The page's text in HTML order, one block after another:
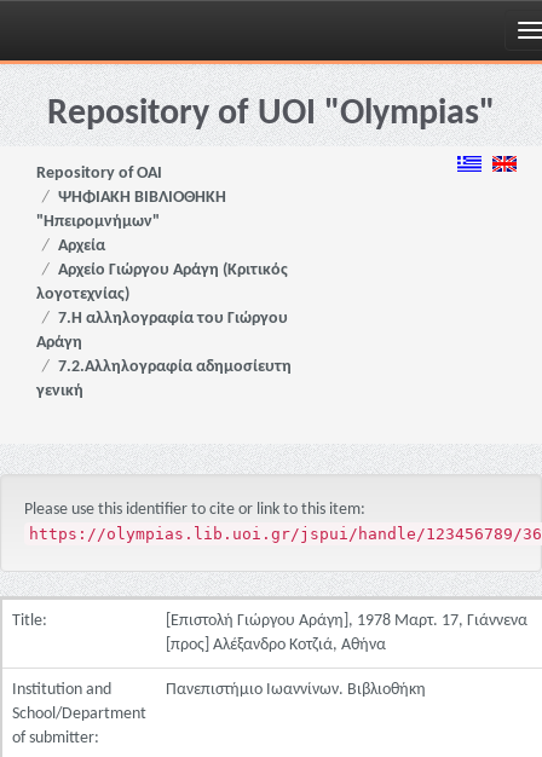
Skip
navigationRepository of UOI "Olympias"
Repository of OAI
ΨΗΦΙΑΚΗ ΒΙΒΛΙΟΘΗΚΗ
"Ηπειρομνήμων"
Αρχεία
Αρχείο Γιώργου Αράγη (Κριτικός
λογοτεχνίας)
7.Η αλληλογραφία του Γιώργου
Αράγη
7.2.Αλληλογραφία αδημοσίευτη
γενική
Please use this identifier to cite or link to this item:
https://olympias.lib.uoi.gr/jspui/handle/123456789/
Title:
[Επιστολή Γιώργου Αράγη], 1978 Μαρτ. 17, Γιάννενα
[προς] Αλέξανδρο Κοτζιά, Αθήνα
Institution and
School/Department
of submitter:
Πανεπιστήμιο Ιωαννίνων. Βιβλιοθήκη